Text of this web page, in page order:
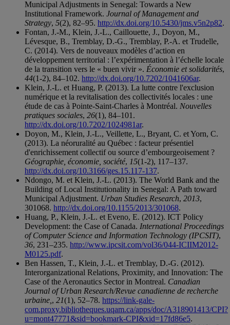
Municipal Adjustments in Senegal: Towards a New
Institutional Framework. Journal of Management and
Strategy, 5(2), 82–95. http://dx.doi.org/10.5430/jms.v5n2p82.
Fontan, J.-M., Klein, J.-L., Caillouette, J., Doyon, M.,
Lévesque, B., Tremblay, D.-G., Tremblay, P.-A. et Trudelle,
C. (2014). Vers de nouveaux modèles d’action en
développement territorial : l’expérimentation à l’échelle locale
de la transition vers le « buen vivir ». Économie et solidarités,
44(1-2), 84–102. http://dx.doi.org/10.7202/1041606ar.
Klein, J.-L. et Huang, P. (2013). La lutte contre l'exclusion
numérique et la revitalisation des collectivités locales : une
étude de cas à Pointe-Saint-Charles à Montréal. Nouvelles
pratiques sociales, 26(1), 84–101.
http://dx.doi.org/10.7202/1024981ar.
Doyon, M., Klein, J.-L., Veillette, L., Bryant, C. et Yorn, C.
(2013). La néoruralité au Québec : facteur présentiel
d'enrichissement collectif ou source d’embourgeoisement ?
Géographie, économie, société, 15(1-2), 117–137.
http://dx.doi.org/10.3166/ges.15.117-137.
Ndongo, M. et Klein, J.-L. (2013). The World Bank and the
Building of Local Institutionality in Senegal: A Path toward
Municipal Adjustment. Urban Studies Research, 2013,
301068. http://dx.doi.org/10.1155/2013/301068.
Huang, P., Klein, J.-L. et Eveno, E. (2012). ICT Policy
Development: the Case of Canada. International Proceedings
of Computer Science and Information Technology (IPCSIT),
36, 231–235. http://www.ipcsit.com/vol36/044-ICIIM2012-
M0125.pdf.
Ben Hassen, T., Klein, J.-L. et Tremblay, D.-G. (2012).
Interorganizational Relations, Proximity, and Innovation: The
Case of the Aeronautics Sector in Montreal. Canadian
Journal of Urban Research/Revue canadienne de recherche
urbaine, , 21(1), 52–78. https://link-gale-
com.proxy.bibliotheques.uqam.ca/apps/doc/A318901413/CPI?
u=mont47771&sid=bookmark-CPI&xid=17fd86e5.